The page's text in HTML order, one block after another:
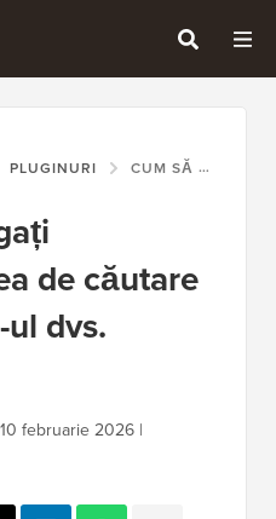
PLUGINURI CUM SĂ ADĂUGAȚI FUNCȚIONALITATEA DE CĂUTARE VOCALĂ PE SITE-UL DVS. WORDPRESS
de căutare
dvs.
10 februarie 2026 |